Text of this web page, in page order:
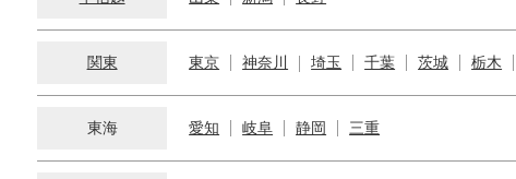
関東 東京 神奈川 埼玉 千葉 茨城 栃木
東海 愛知 岐阜 静岡 三重